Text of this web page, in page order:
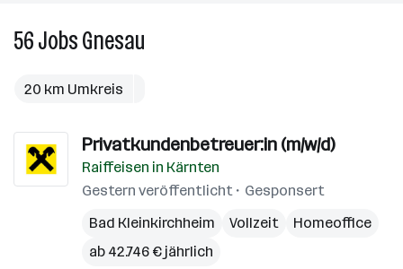
56JobsGnesau
20 km Umkreis
Privatkundenbetreuer:in (m/w/d)
Raiffeisen in Kärnten
Gestern veröffentlicht
Gesponsert
Bad Kleinkirchheim
Vollzeit
Homeoffice
ab 42.746 € jährlich